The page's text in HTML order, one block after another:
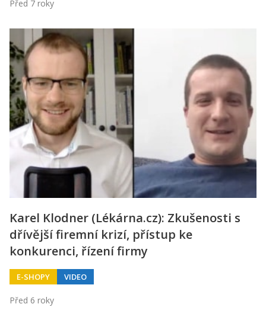
Před 7 roky
Karel Klodner (Lékárna.cz): Zkušenosti s
dřívější firemní krizí, přístup ke
konkurenci, řízení firmy
E-SHOPY VIDEO
Před 6 roky